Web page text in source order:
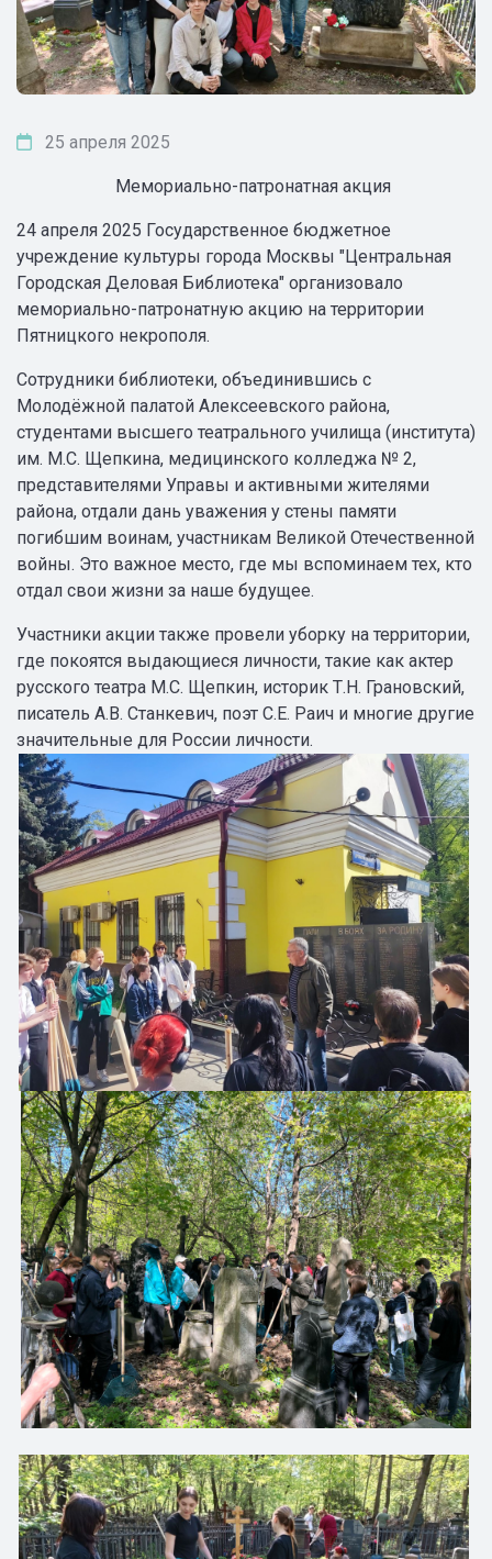
25 апреля 2025
Мемориально-патронатная акция
24 апреля 2025 Государственное бюджетное
учреждение культуры города Москвы "Центральная
Городская Деловая Библиотека" организовало
мемориально-патронатную акцию на территории
Пятницкого некрополя.
Сотрудники библиотеки, объединившись с
Молодёжной палатой Алексеевского района,
студентами высшего театрального училища (института)
им. М.С. Щепкина, медицинского колледжа № 2,
представителями Управы и активными жителями
района, отдали дань уважения у стены памяти
погибшим воинам, участникам Великой Отечественной
войны. Это важное место, где мы вспоминаем тех, кто
отдал свои жизни за наше будущее.
Участники акции также провели уборку на территории,
где покоятся выдающиеся личности, такие как актер
русского театра М.С. Щепкин, историк Т.Н. Грановский,
писатель А.В. Станкевич, поэт С.Е. Раич и многие другие
значительные для России личности.